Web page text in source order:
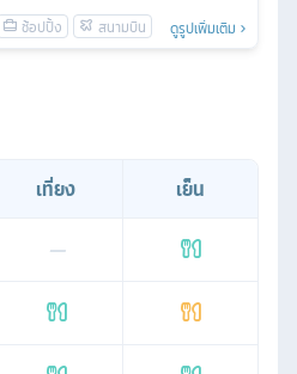
ดูรูปเพิ่มเติม
เที่ยง
เย็น
—